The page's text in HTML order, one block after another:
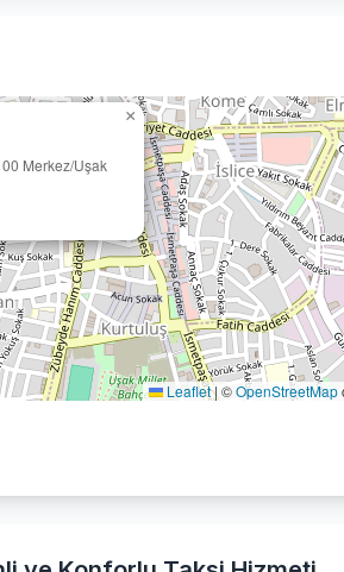
Merkez/Uşak
×
Leaflet|©OpenStreetMap